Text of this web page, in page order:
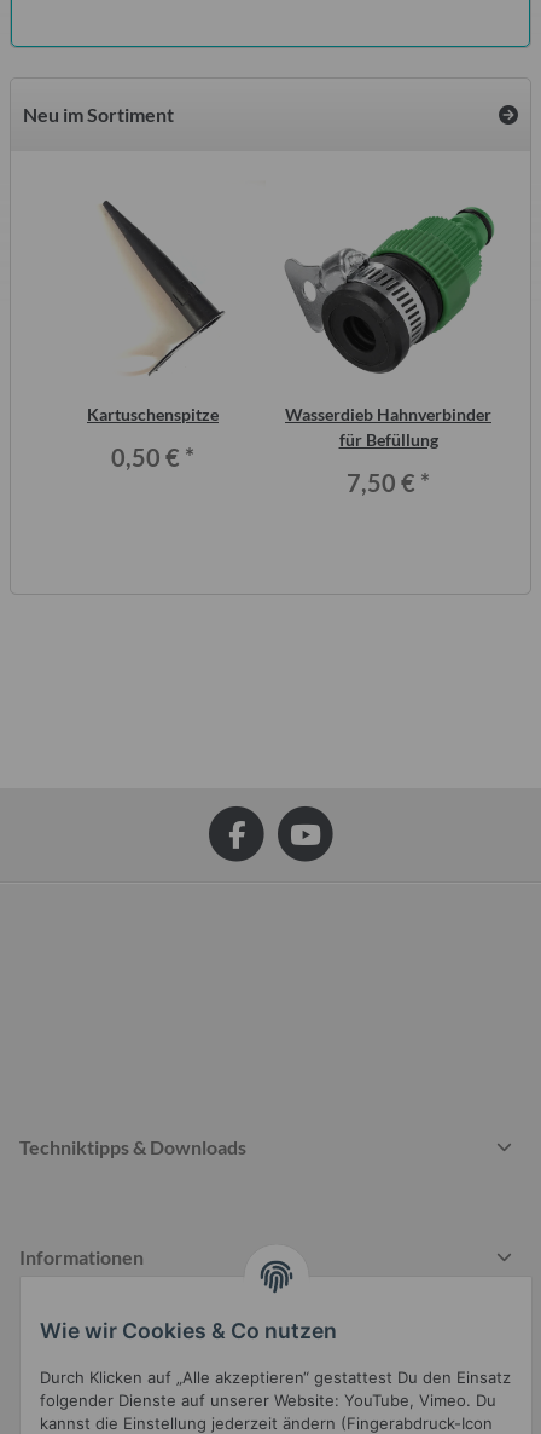
Neu im Sortiment
Kartuschenspitze
0,50 € *
Wasserdieb Hahnverbinder
für Befüllung
7,50 € *
Techniktipps & Downloads
Informationen
Gesetzliche Informationen
Wie wir Cookies & Co nutzen
Durch Klicken auf „Alle akzeptieren“ gestattest Du den Einsatz
folgender Dienste auf unserer Website: YouTube, Vimeo. Du
kannst die Einstellung jederzeit ändern (Fingerabdruck-Icon